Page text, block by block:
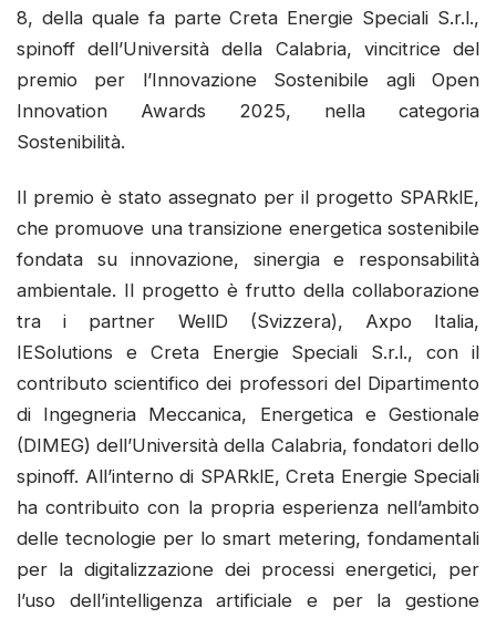
8, della quale fa parte Creta Energie Speciali S.r.l.,
spinoff dell’Università della Calabria, vincitrice del
premio per l’Innovazione Sostenibile agli Open
Innovation Awards 2025, nella categoria
Sostenibilità.
Il premio è stato assegnato per il progetto SPARklE,
che promuove una transizione energetica sostenibile
fondata su innovazione, sinergia e responsabilità
ambientale. Il progetto è frutto della collaborazione
tra i partner WellD (Svizzera), Axpo Italia,
IESolutions e Creta Energie Speciali S.r.l., con il
contributo scientifico dei professori del Dipartimento
di Ingegneria Meccanica, Energetica e Gestionale
(DIMEG) dell’Università della Calabria, fondatori dello
spinoff. All’interno di SPARklE, Creta Energie Speciali
ha contribuito con la propria esperienza nell’ambito
delle tecnologie per lo smart metering, fondamentali
per la digitalizzazione dei processi energetici, per
l’uso dell’intelligenza artificiale e per la gestione